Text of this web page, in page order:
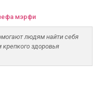
мэрфи
людям найти себя
здоровья